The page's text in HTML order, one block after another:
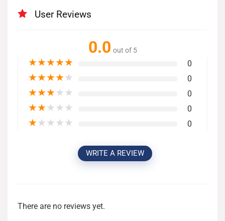
User Reviews
0.0 out of 5
★★★★★ 0
★★★★★ 0
★★★★★ 0
★★★★★ 0
★★★★★ 0
WRITE A REVIEW
There are no reviews yet.